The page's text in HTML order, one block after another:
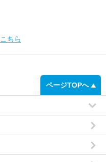
こちら
ページTOPへ